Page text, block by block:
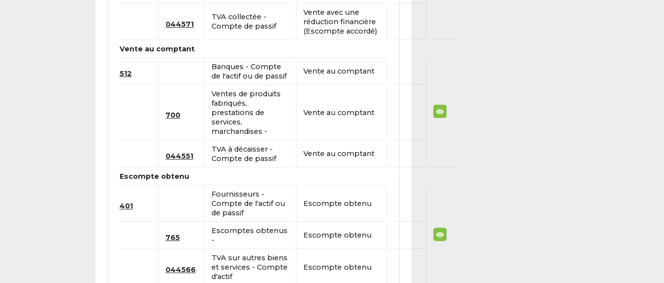
044571
TVA collectée -
Compte de passif
Vente avec une
réduction financière
(Escompte accordé)
Vente au comptant
512
Banques - Compte
de l'actif ou de passif
Vente au comptant
700
Ventes de produits
fabriqués,
prestations de
services,
marchandises -
Vente au comptant
044551
TVA à décaisser -
Compte de passif
Vente au comptant
Escompte obtenu
401
Fournisseurs -
Compte de l'actif ou
de passif
Escompte obtenu
765
Escomptes obtenus
-
Escompte obtenu
044566
TVA sur autres biens
et services - Compte
d'actif
Escompte obtenu